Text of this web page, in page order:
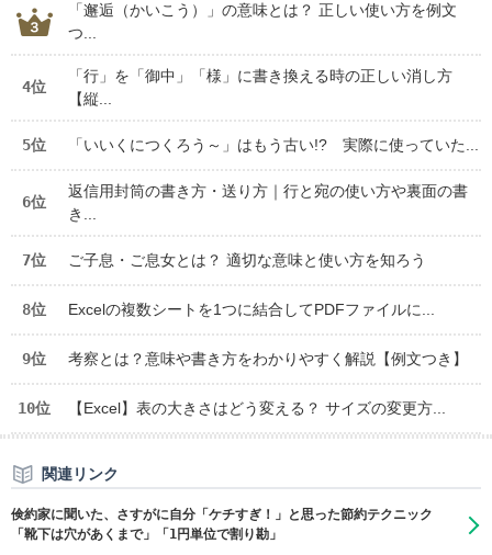
「邂逅（かいこう）」の意味とは？ 正しい使い方を例文
つ...
4位
「行」を「御中」「様」に書き換える時の正しい消し方
【縦...
5位 「いいくにつくろう～」はもう古い!? 実際に使っていた...
6位
返信用封筒の書き方・送り方｜行と宛の使い方や裏面の書
き...
7位 ご子息・ご息女とは？ 適切な意味と使い方を知ろう
8位 Excelの複数シートを1つに結合してPDFファイルに...
9位 考察とは？意味や書き方をわかりやすく解説【例文つき】
10位 【Excel】表の大きさはどう変える？ サイズの変更方...
関連リンク
倹約家に聞いた、さすがに自分「ケチすぎ！」と思った節約テクニック
「靴下は穴があくまで」「1円単位で割り勘」